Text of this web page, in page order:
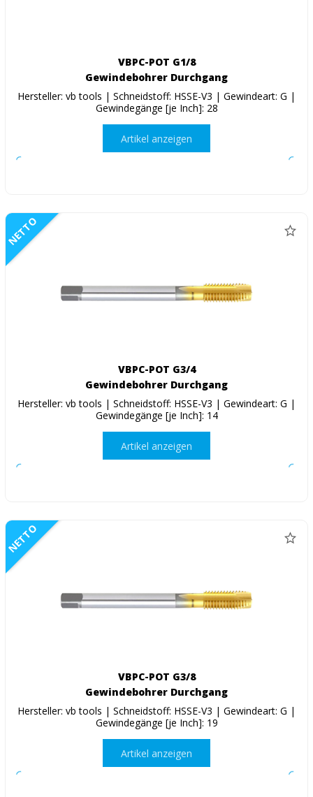
VBPC-POT G1/8
Gewindebohrer Durchgang
Hersteller: vb tools | Schneidstoff: HSSE-V3 | Gewindeart: G |
Gewindegänge [je Inch]: 28
Artikel anzeigen
NETTO
VBPC-POT G3/4
Gewindebohrer Durchgang
Hersteller: vb tools | Schneidstoff: HSSE-V3 | Gewindeart: G |
Gewindegänge [je Inch]: 14
Artikel anzeigen
NETTO
VBPC-POT G3/8
Gewindebohrer Durchgang
Hersteller: vb tools | Schneidstoff: HSSE-V3 | Gewindeart: G |
Gewindegänge [je Inch]: 19
Artikel anzeigen